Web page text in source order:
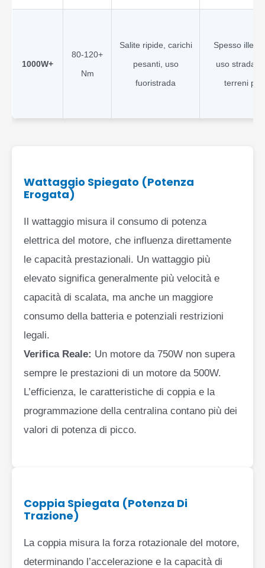
1000W+
80-120+
Nm
Salite ripide, carichi
pesanti, uso
fuoristrada
Spesso
uso
terreni
Wattaggio Spiegato (Potenza
Erogata)
Il wattaggio misura il consumo di potenza
elettrica del motore, che influenza direttamente
le capacità prestazionali. Un wattaggio più
elevato significa generalmente più velocità e
capacità di scalata, ma anche un maggiore
consumo della batteria e potenziali restrizioni
legali.
Verifica Reale: Un motore da 750W non supera
sempre le prestazioni di un motore da 500W.
L’efficienza, le caratteristiche di coppia e la
programmazione della centralina contano più dei
valori di potenza di picco.
Coppia Spiegata (Potenza Di
Trazione)
La coppia misura la forza rotazionale del motore,
determinando l’accelerazione e la capacità di